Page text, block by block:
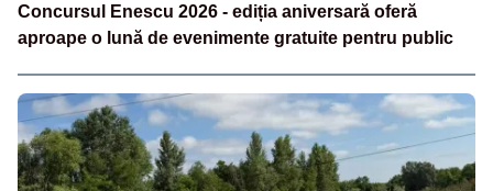
Concursul Enescu 2026 - ediția aniversară oferă
aproape o lună de evenimente gratuite pentru public